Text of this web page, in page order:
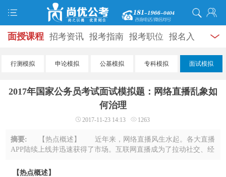
面授课程 招考资讯 报考指南 报考职位 报名入
口 打准考证 成绩查询 面试公告 录用公示 辅导
学员风采 名师团队
行测模拟 申论模拟 公基模拟 专科模拟 面试模拟
2017年国家公务员考试面试模拟题：网络直播乱象如
何治理
2017-11-23 14:13 1263
摘要:
【热点概述】 近年来，网络直播风生水起。各大直播
APP陆续上线并迅速获得了市场。互联网直播成为了拉动社交、经
是，却也出现了很多“网络直播造假”事 ...
【热点概述】